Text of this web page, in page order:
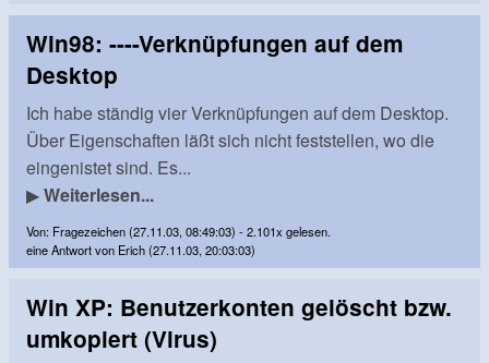
Win98: ----Verknüpfungen auf dem
Desktop
Ich habe ständig vier Verknüpfungen auf dem Desktop.
Über Eigenschaften läßt sich nicht feststellen, wo die
eingenistet sind. Es...
▶Weiterlesen...
Von: Fragezeichen (27.11.03, 08:49:03) - 2.101x gelesen.
eine Antwort von Erich (27.11.03, 20:03:03)
Win XP: Benutzerkonten gelöscht bzw.
umkopiert (Virus)